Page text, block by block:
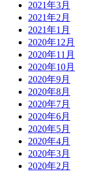
2021年3月
2021年2月
2021年1月
2020年12月
2020年11月
2020年10月
2020年9月
2020年8月
2020年7月
2020年6月
2020年5月
2020年4月
2020年3月
2020年2月